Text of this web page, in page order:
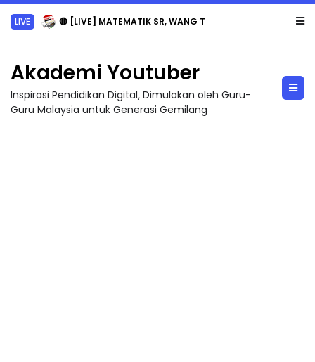
LIVE 🔴 [LIVE] MATEMATIK SR, WANG TAHUN 6 OLEH CIKGU ANITA #ALLINONE #141 #...
Akademi Youtuber
Inspirasi Pendidikan Digital, Dimulakan oleh Guru-
Guru Malaysia untuk Generasi Gemilang